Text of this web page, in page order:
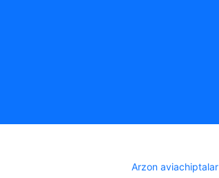
Arzon aviachiptalar